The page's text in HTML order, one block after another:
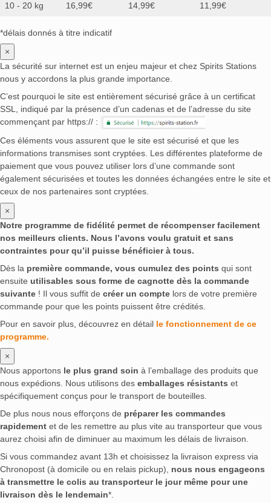
10 - 20 kg 16,99€ 14,99€ 11,99€
*délais donnés à titre indicatif
×
La sécurité sur internet est un enjeu majeur et chez Spirits Stations
nous y accordons la plus grande importance.
C’est pourquoi le site est entièrement sécurisé grâce à un certificat
SSL, indiqué par la présence d’un cadenas et de l’adresse du site
commençant par https:// :
Ces éléments vous assurent que le site est sécurisé et que les
informations transmises sont cryptées. Les différentes plateforme de
paiement que vous pouvez utiliser lors d’une commande sont
également sécurisées et toutes les données échangées entre le site et
ceux de nos partenaires sont cryptées.
×
Notre programme de fidélité permet de récompenser facilement
nos meilleurs clients. Nous l’avons voulu gratuit et sans
contraintes pour qu’il puisse bénéficier à tous.
Dès la première commande, vous cumulez des points qui sont
ensuite utilisables sous forme de cagnotte dès la commande
suivante ! Il vous suffit de créer un compte lors de votre première
commande pour que les points puissent être crédités.
Pour en savoir plus, découvrez en détail le fonctionnement de ce
programme.
×
Nous apportons le plus grand soin à l’emballage des produits que
nous expédions. Nous utilisons des emballages résistants et
spécifiquement conçus pour le transport de bouteilles.
De plus nous nous efforçons de préparer les commandes
rapidement et de les remettre au plus vite au transporteur que vous
aurez choisi afin de diminuer au maximum les délais de livraison.
Si vous commandez avant 13h et choisissez la livraison express via
Chronopost (à domicile ou en relais pickup), nous nous engageons
à transmettre le colis au transporteur le jour même pour une
livraison dès le lendemain*.